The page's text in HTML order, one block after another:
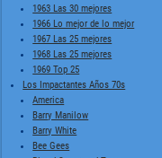
1963 Las 30 mejores
1966 Lo mejor de lo mejor
1967 Las 25 mejores
1968 Las 25 mejores
1969 Top 25
Los Impactantes Años 70s
America
Barry Manilow
Barry White
Bee Gees